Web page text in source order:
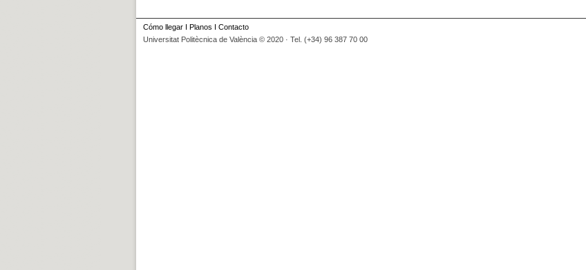
Cómo llegar I Planos I Contacto
Universitat Politècnica de València © 2020 · Tel. (+34) 96 387 70 00